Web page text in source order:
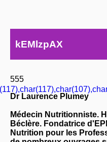
kEMlzpAX
555
Dr Laurence Plumey
Médecin Nutritionniste.
Béclère. Fondatrice
Nutrition pour les